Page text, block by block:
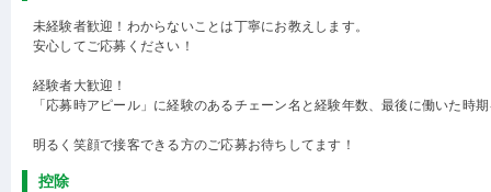
未経験者歓迎！わからないことは丁寧にお教えします。
安心してご応募ください！
経験者大歓迎！
「応募時アピール」に経験のあるチェーン名と経験年数、最後に働いた時
明るく笑顔で接客できる方のご応募お待ちしてます！
控除